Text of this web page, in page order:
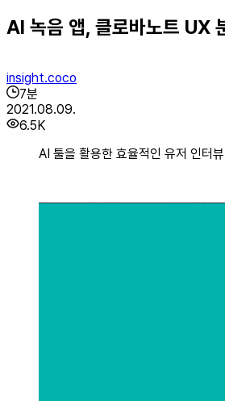
AI 녹음 앱, 클로바노트 UX
insight.coco
7분
2021.08.09.
6.5K
AI 툴을 활용한 효율적인 유저 인터